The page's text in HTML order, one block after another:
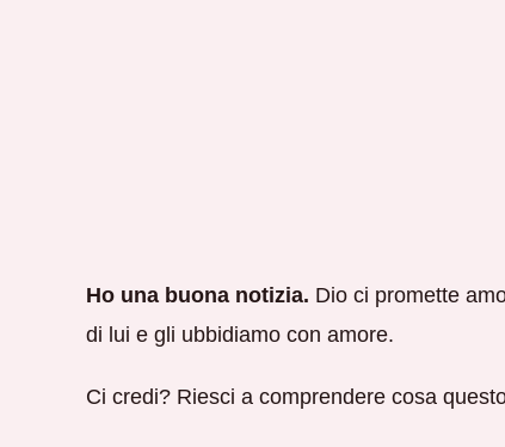
Ho una buona notizia. Dio ci promette
di lui e gli ubbidiamo con amore.
Ci credi? Riesci a comprendere cosa